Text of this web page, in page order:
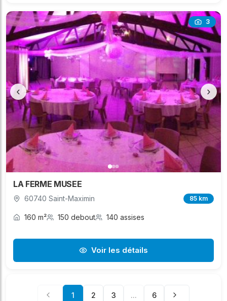
3
‹ ›
LA FERME MUSEE
60740 Saint-Maximin 85 km
160 m² 150 debout 140 assises
Voir les détails
1 2 3 ... 6